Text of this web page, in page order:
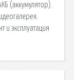
(аккумулятор).
и эксплуатация